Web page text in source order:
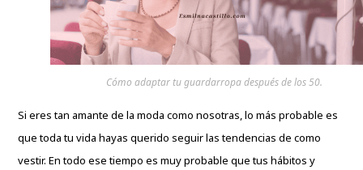
Cómo adaptar tu guardarropa después de los 50.
Si eres tan amante de la moda como nosotras, lo más probable es
que toda tu vida hayas querido seguir las tendencias de como
vestir. En todo ese tiempo es muy probable que tus hábitos y